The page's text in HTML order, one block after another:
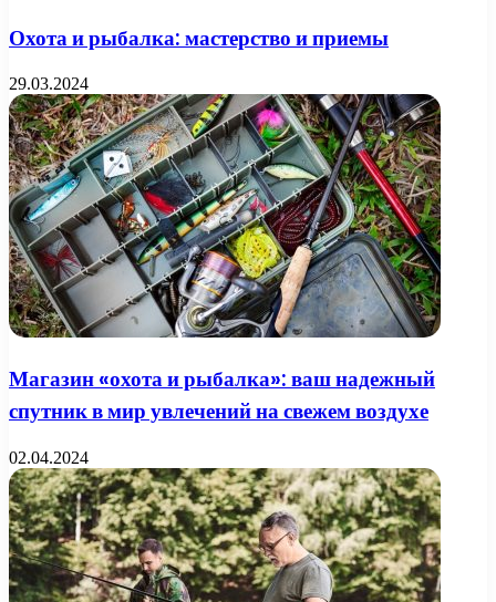
Охота и рыбалка: мастерство и приемы
29.03.2024
Магазин «охота и рыбалка»: ваш надежный
спутник в мир увлечений на свежем воздухе
02.04.2024